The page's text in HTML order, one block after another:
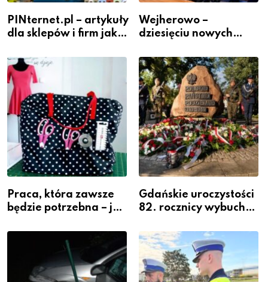
PINternet.pl – artykuły
dla sklepów i firm jako
widoczność
Wejherowo –
dziesięciu nowych
szeregach Komendy
Powiatowej
Praca, która zawsze
będzie potrzebna – jak
zawodem przyszłości i
gdzie się go nauczyć?
Gdańskie uroczystości
82. rocznicy wybuchu
Warszawskiego